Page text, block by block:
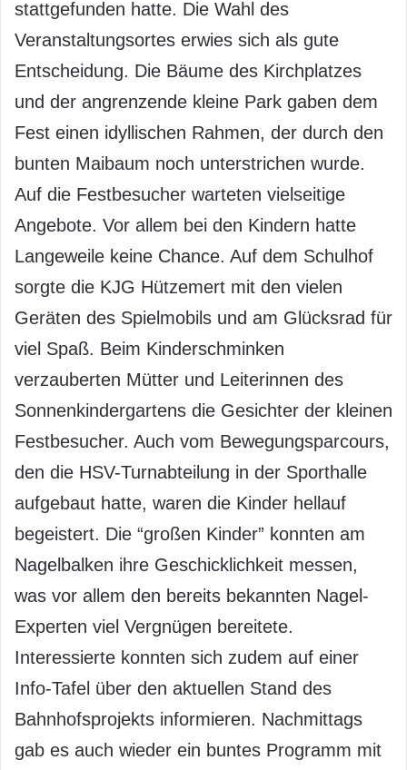
stattgefunden hatte. Die Wahl des
Veranstaltungsortes erwies sich als gute
Entscheidung. Die Bäume des Kirchplatzes
und der angrenzende kleine Park gaben dem
Fest einen idyllischen Rahmen, der durch den
bunten Maibaum noch unterstrichen wurde.
Auf die Festbesucher warteten vielseitige
Angebote. Vor allem bei den Kindern hatte
Langeweile keine Chance. Auf dem Schulhof
sorgte die KJG Hützemert mit den vielen
Geräten des Spielmobils und am Glücksrad für
viel Spaß. Beim Kinderschminken
verzauberten Mütter und Leiterinnen des
Sonnenkindergartens die Gesichter der kleinen
Festbesucher. Auch vom Bewegungsparcours,
den die HSV-Turnabteilung in der Sporthalle
aufgebaut hatte, waren die Kinder hellauf
begeistert. Die “großen Kinder” konnten am
Nagelbalken ihre Geschicklichkeit messen,
was vor allem den bereits bekannten Nagel-
Experten viel Vergnügen bereitete.
Interessierte konnten sich zudem auf einer
Info-Tafel über den aktuellen Stand des
Bahnhofsprojekts informieren. Nachmittags
gab es auch wieder ein buntes Programm mit